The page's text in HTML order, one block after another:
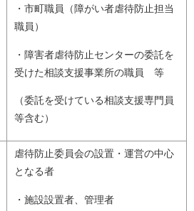
・市町職員（障がい者虐待防止担当
職員）
・障害者虐待防止センターの委託を
受けた相談支援事業所の職員 等
（委託を受けている相談支援専門員
等含む）
虐待防止委員会の設置・運営の中心
となる者
・施設設置者、管理者